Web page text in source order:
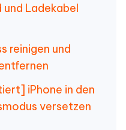
Ladekabel
reinigen und
iPhone in den
versetzen